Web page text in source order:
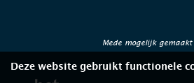
Mede mogelijk gemaakt
Deze website gebruikt functionele